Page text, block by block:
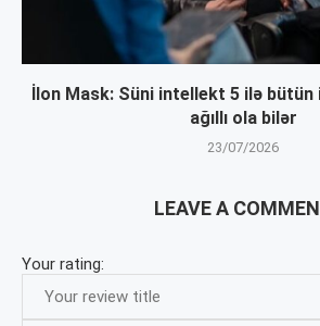
İlon Mask: Süni intellekt 5 ilə
ağıllı ola bilər
23/07/2026
LEAVE A
Your rating: